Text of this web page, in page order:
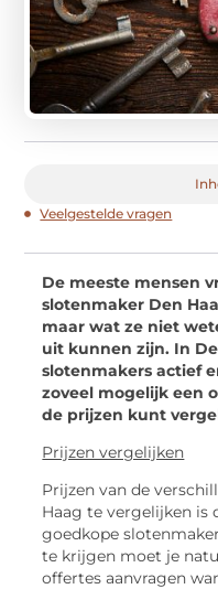
Veelgestelde vragen
De meeste mensen
slotenmaker Den
maar wat ze niet
uit kunnen zijn. In
slotenmakers actief
zoveel mogelijk een
de prijzen kunt
Prijzen vergelijken
Prijzen van de
Haag te vergelijken is
goedkope
te krijgen moet je
offertes aanvragen